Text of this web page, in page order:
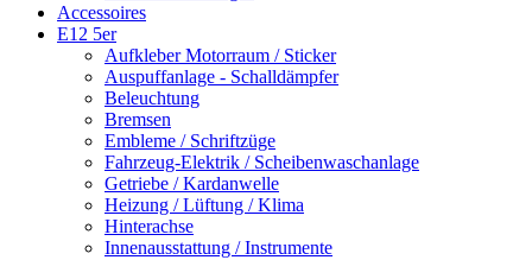
Accessoires
E12 5er
Aufkleber Motorraum / Sticker
Auspuffanlage - Schalldämpfer
Beleuchtung
Bremsen
Embleme / Schriftzüge
Fahrzeug-Elektrik / Scheibenwaschanlage
Getriebe / Kardanwelle
Heizung / Lüftung / Klima
Hinterachse
Innenausstattung / Instrumente